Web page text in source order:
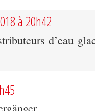
à 20h42
d’eau